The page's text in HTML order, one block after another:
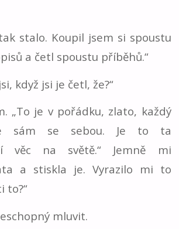
stalo. Koupil jsem si spoustu
a četl spoustu příběhů.“
když jsi je četl, že?“
„To je v pořádku, zlato, každý
sám se sebou. Je to ta
věc na světě.“ Jemně mi
a stiskla je. Vyrazilo mi to
to?“
mluvit.